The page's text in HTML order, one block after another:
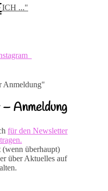
Anmeldung
für den Newsletter
überhaupt)
über Aktuelles auf